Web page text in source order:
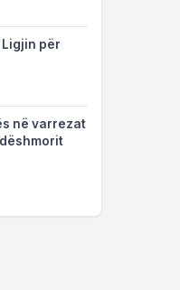
për
në varrezat